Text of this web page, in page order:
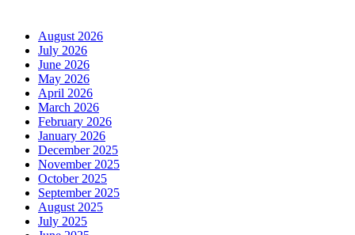
August 2026
July 2026
June 2026
May 2026
April 2026
March 2026
February 2026
January 2026
December 2025
November 2025
October 2025
September 2025
August 2025
July 2025